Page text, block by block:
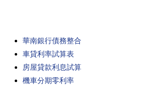
華南銀行債務整合
車貸利率試算表
房屋貸款利息試算
機車分期零利率